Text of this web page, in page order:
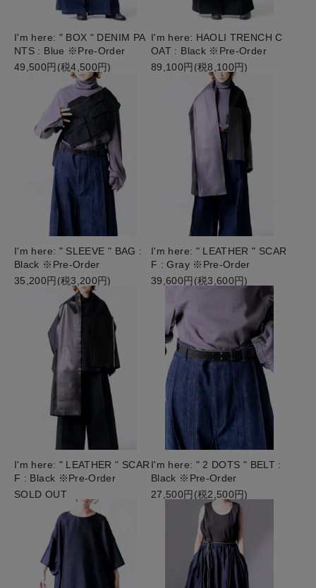
I'm here: " BOX " DENIM PA
NTS : Blue ※Pre-Order
49,500円(税4,500円)
I'm here: HAOLI TRENCH C
OAT : Black ※Pre-Order
89,100円(税8,100円)
I'm here: " SLEEVE " BAG :
Black ※Pre-Order
35,200円(税3,200円)
I'm here: " LEATHER " SCAR
F : Gray ※Pre-Order
39,600円(税3,600円)
I'm here: " LEATHER " SCAR
F : Black ※Pre-Order
SOLD OUT
I'm here: " 2 DOTS " BELT :
Black ※Pre-Order
27,500円(税2,500円)